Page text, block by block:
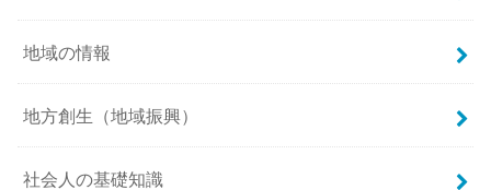
地域の情報
地方創生（地域振興）
社会人の基礎知識